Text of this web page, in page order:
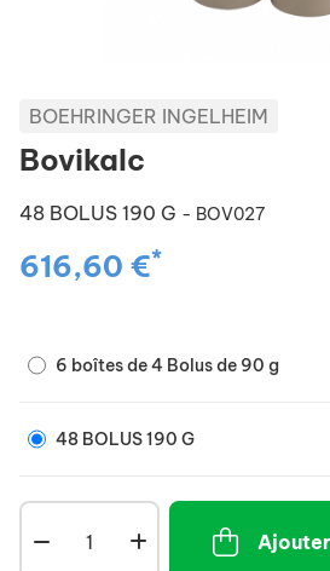
BOEHRINGER INGELHEIM
Bovikalc
48 BOLUS 190 G - BOV027
616,60 €*
6 boîtes de 4 Bolus de 90 g
48 BOLUS 190 G